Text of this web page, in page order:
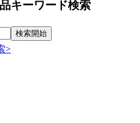
キーワード検索
>